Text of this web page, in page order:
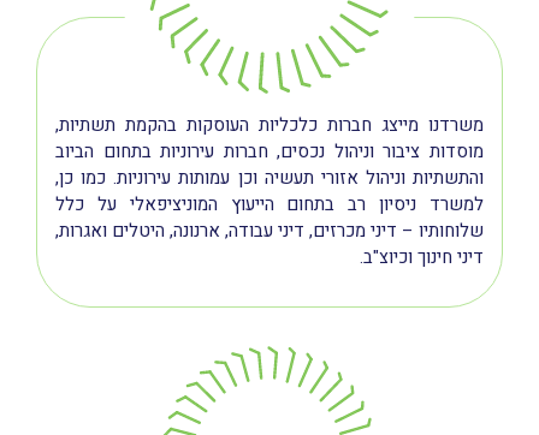
משרדנו מייצג חברות כלכליות העוסקות בהקמת תשתיות,
מוסדות ציבור וניהול נכסים, חברות עירוניות בתחום הביוב
והתשתיות וניהול אזורי תעשיה וכן עמותות עירוניות. כמו כן,
למשרד ניסיון רב בתחום הייעוץ המוניציפאלי על כלל
שלוחותיו – דיני מכרזים, דיני עבודה, ארנונה, היטלים ואגרות,
דיני חינוך וכיוצ"ב.